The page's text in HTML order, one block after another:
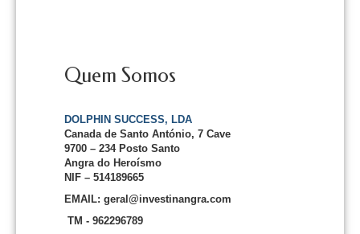
Quem Somos
DOLPHIN SUCCESS, LDA
Canada de Santo António, 7 Cave
9700 – 234 Posto Santo
Angra do Heroísmo
NIF – 514189665
EMAIL: geral@investinangra.com
TM - 962296789